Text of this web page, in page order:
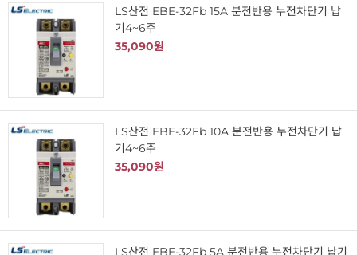
LS산전 EBE-32Fb 15A 분전반용 누전차단기 납
기4~6주
35,090원
LS산전 EBE-32Fb 10A 분전반용 누전차단기 납
기4~6주
35,090원
LS산전 EBE-32Fb 5A 분전반용 누전차단기 납기